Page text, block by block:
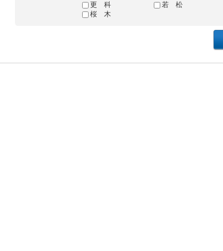
更 科
若 松
桜 木